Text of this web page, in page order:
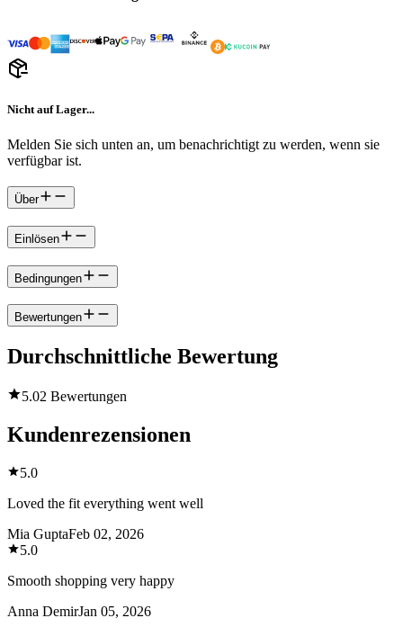
Nicht auf Lager...
Melden Sie sich unten an, um benachrichtigt zu werden, wenn sie
verfügbar ist.
Über
Einlösen
Bedingungen
Bewertungen
Durchschnittliche Bewertung
5.02 Bewertungen
Kundenrezensionen
5.0
Loved the fit everything went well
Mia GuptaFeb 02, 2026
5.0
Smooth shopping very happy
Anna DemirJan 05, 2026